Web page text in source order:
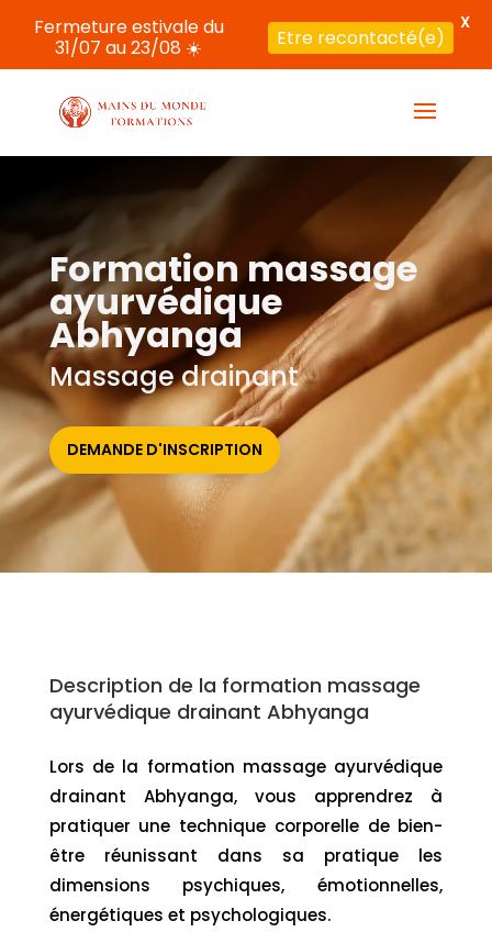
Formation massage
ayurvédique
Abhyanga
Massage drainant
DEMANDE D'INSCRIPTION
Description de la formation massage
ayurvédique drainant Abhyanga
Lors de la formation massage ayurvédique
drainant Abhyanga, vous apprendrez à
pratiquer une technique corporelle de bien-
être réunissant dans sa pratique les
dimensions psychiques, émotionnelles,
énergétiques et psychologiques.
Fermeture estivale du
31/07 au 23/08 ☀️
Etre recontacté(e)
X